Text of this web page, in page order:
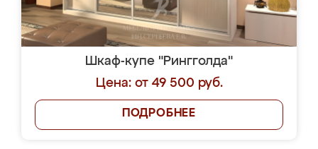
Шкаф-купе "Рингголда"
Цена: от 49 500 руб.
ПОДРОБНЕЕ